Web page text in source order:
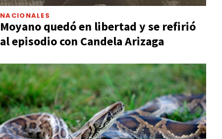
NACIONALES
Moyano quedó en libertad y se refirió
al episodio con Candela Arizaga